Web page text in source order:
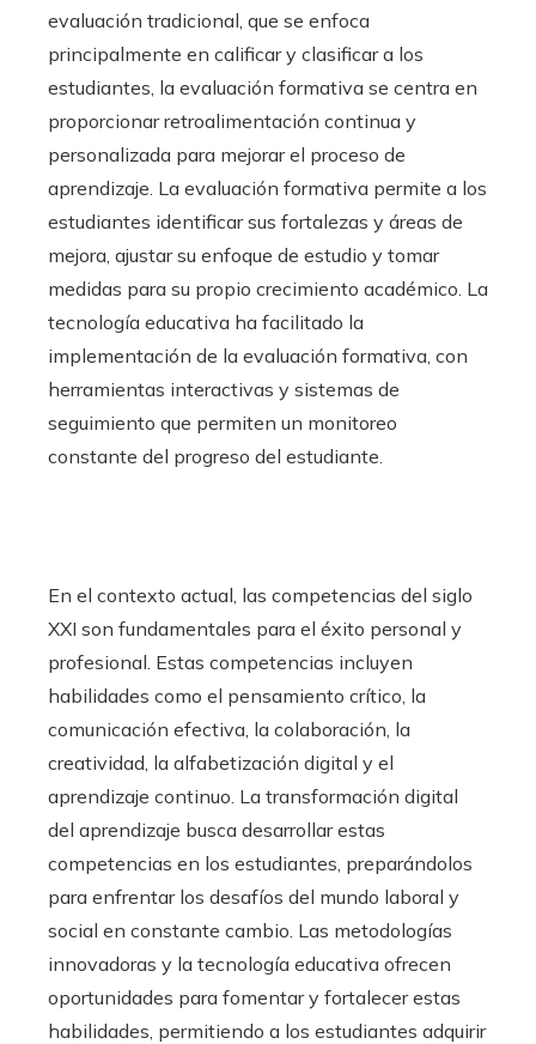
evaluación tradicional, que se enfoca
principalmente en calificar y clasificar a los
estudiantes, la evaluación formativa se centra en
proporcionar retroalimentación continua y
personalizada para mejorar el proceso de
aprendizaje. La evaluación formativa permite a los
estudiantes identificar sus fortalezas y áreas de
mejora, ajustar su enfoque de estudio y tomar
medidas para su propio crecimiento académico. La
tecnología educativa ha facilitado la
implementación de la evaluación formativa, con
herramientas interactivas y sistemas de
seguimiento que permiten un monitoreo
constante del progreso del estudiante.
En el contexto actual, las competencias del siglo
XXI son fundamentales para el éxito personal y
profesional. Estas competencias incluyen
habilidades como el pensamiento crítico, la
comunicación efectiva, la colaboración, la
creatividad, la alfabetización digital y el
aprendizaje continuo. La transformación digital
del aprendizaje busca desarrollar estas
competencias en los estudiantes, preparándolos
para enfrentar los desafíos del mundo laboral y
social en constante cambio. Las metodologías
innovadoras y la tecnología educativa ofrecen
oportunidades para fomentar y fortalecer estas
habilidades, permitiendo a los estudiantes adquirir